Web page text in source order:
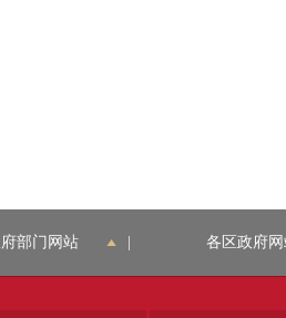
部门网站 各区政府